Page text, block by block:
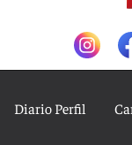
Diario Perfil